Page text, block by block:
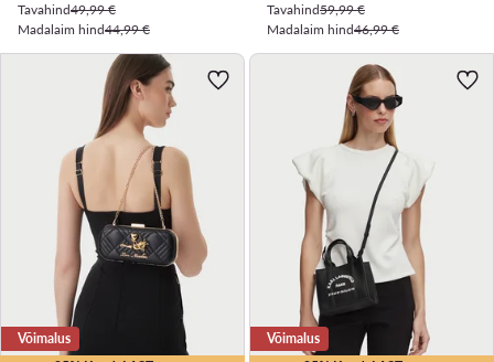
Tavahind49,99 €
Madalaim hind44,99 €
Tavahind59,99 €
Madalaim hind46,99 €
Võimalus Võimalus